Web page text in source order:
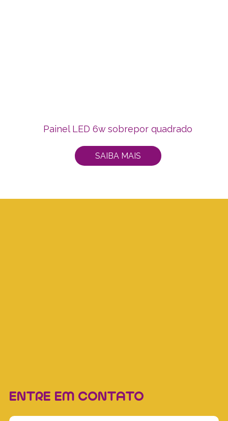
Painel LED 6w sobrepor quadrado
SAIBA MAIS
ENTRE EM CONTATO